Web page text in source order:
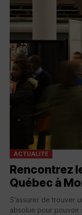
ACTUALITÉ
Rencontrez
Québec à
S’assurer de trouver
absolue pour pouvoir